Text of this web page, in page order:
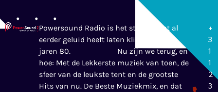
Powersound Radio is het station wat al
eerder geluid heeft laten klinken in de
jaren 80. Nu zijn we terug, en
hoe: Met de Lekkerste muziek van toen, de
sfeer van de leukste tent en de grootste
Hits van nu. De Beste Muziekmix, en dat
+
3
1
1
2
3